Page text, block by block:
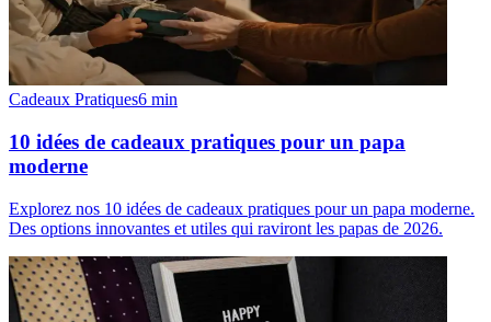
Cadeaux Pratiques6 min
10 idées de cadeaux pratiques pour un papa
moderne
Explorez nos 10 idées de cadeaux pratiques pour un papa moderne.
Des options innovantes et utiles qui raviront les papas de 2026.